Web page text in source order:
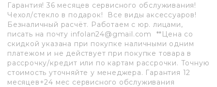
Гарантия! 36 месяцев сервисного обслуживания!
Чехол/стекло в подарок! Все виды аксессуаров!
Безналичный расчёт. Работаем с юр. лицами,
писать на почту infolan24@gmail.com **Цена со
скидкой указана при покупке наличными одним
платежом и не действует при покупке товара в
рассрочку/кредит или по картам рассрочки. Точную
стоимость уточняйте у менеджера. Гарантия 12
месяцев+24 мес сервисного обслуживания